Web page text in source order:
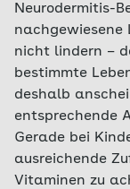
Neurodermitis-
nachgewiesene
nicht lindern –
bestimmte
deshalb
entsprechende
Gerade bei
ausreichende
Vitaminen zu